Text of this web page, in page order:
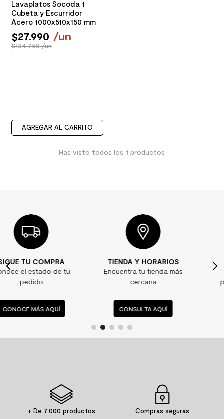
9. spc
10. columna ducha
Lavaplatos Socoda 1
Cubeta y Escurridor
Acero 1000x510x150 mm
$27.990 /un
$134.750 /un
AGREGAR AL CARRITO
Has visto todos los 1 productos
TIENDA Y HORARIOS
Encuentra tu tienda más
cercana
CONSULTA AQUÍ
¿ALGUNA DUDA?
Consulta nuestras
preguntas frecuentes
CONSULTA AQUÍ
+ De 7.000 productos Compras seguras